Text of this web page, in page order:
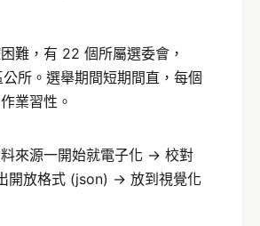
難，有 22 個所屬選委會，
所。選舉期間短期間直，每個
業習性。
來源一開始就電子化 -> 校對
開放格式 (json) -> 放到視覺化